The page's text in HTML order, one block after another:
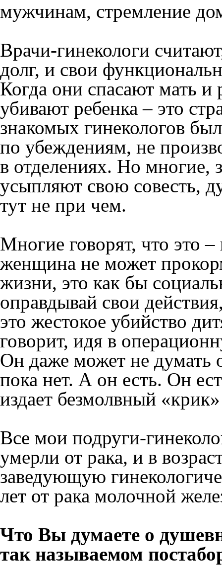
мужчинам, стремление
Врачи-гинекологи
долг, и свои
Когда они спасают мать и
убивают ребенка – это
знакомых гинекологов
по убеждениям, не
в отделениях. Но многие,
усыпляют свою совесть,
тут не при чем.
Многие говорят, что это
женщина не может
жизни, это как бы
оправдывай свои
это жестокое убийство
говорит, идя в
Он даже может не думать
пока нет. А он есть. Он
издает безмолвный
Все мои подруги-
умерли от рака, и в
заведующую
лет от рака молочной
Что Вы думаете о
так называемом